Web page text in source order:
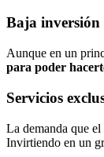
Baja inversión
Aunque en un
para poder
Servicios
La demanda que
Invirtiendo en un